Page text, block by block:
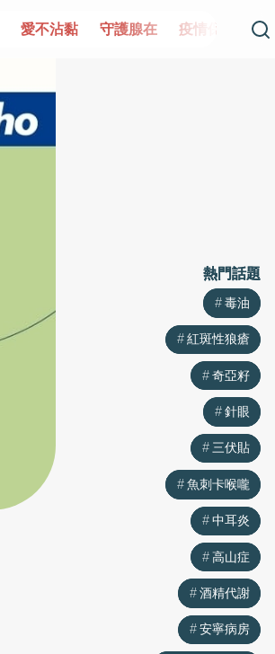
愛不沾黏 守護腺在 疫情保衛戰
熱門話題
毒油
紅斑性狼瘡
奇亞籽
針眼
三伏貼
魚刺卡喉嚨
中耳炎
高山症
酒精代謝
安寧病房
熱門話題
毒油
紅斑性狼瘡
奇亞籽
針眼
三伏貼
魚刺卡喉嚨
中耳炎
高山症
酒精代謝
安寧病房